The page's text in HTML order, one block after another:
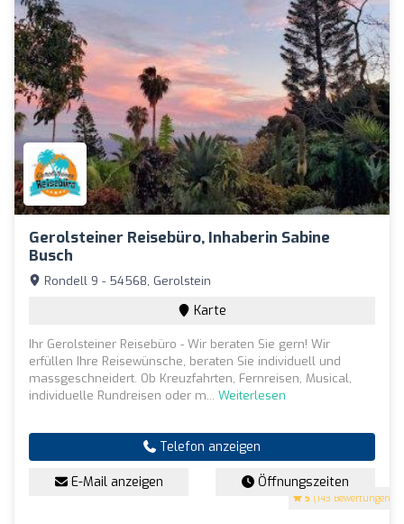
Gerolsteiner Reisebüro, Inhaberin Sabine
Busch
5 (143 Bewertungen)
Rondell 9 - 54568, Gerolstein
Karte
Ihr Gerolsteiner Reisebüro - Wir beraten Sie gern! Wir
erfüllen Ihre Reisewünsche, beraten Sie individuell und
massgeschneidert. Ob Kreuzfahrten, Fernreisen, Musical,
individuelle Rundreisen oder m... Weiterlesen
Telefon anzeigen
E-Mail anzeigen Öffnungszeiten